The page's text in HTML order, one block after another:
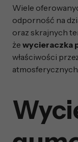
Wiele
odporność na
oraz skrajnych
że wycieraczka
właściwości
atmosferycznych.